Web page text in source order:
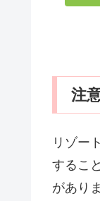
注
リゾー
するこ
があり